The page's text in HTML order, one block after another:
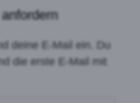
deine E-Mail ein. Du
die erste E-Mail mit